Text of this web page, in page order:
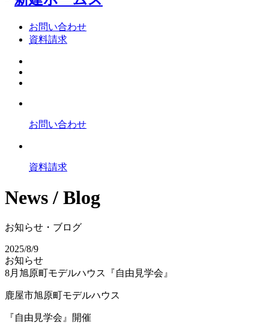
お問い合わせ
資料請求
お問い合わせ
資料請求
News / Blog
お知らせ・ブログ
2025/8/9
お知らせ
8月旭原町モデルハウス『自由見学会』
鹿屋市旭原町モデルハウス
『自由見学会』開催